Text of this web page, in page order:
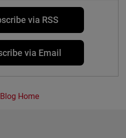
via RSS
via Email
Blog Home